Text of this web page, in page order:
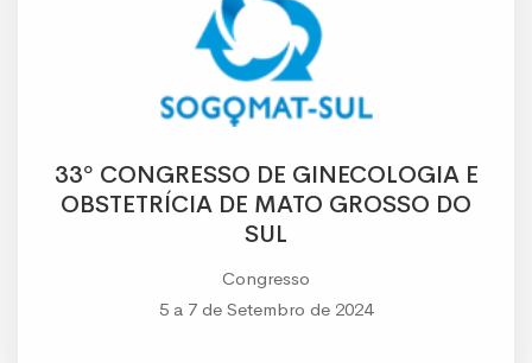
33º CONGRESSO DE GINECOLOGIA E
OBSTETRÍCIA DE MATO GROSSO DO
SUL
Congresso
5 a 7 de Setembro de 2024